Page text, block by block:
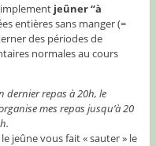
jeûner “à
entières sans manger (=
des périodes de
normales au cours
dernier repas à 20h, le
mes repas jusqu’à 20
jeûne vous fait « sauter » le